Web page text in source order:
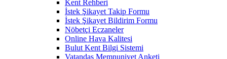
Kent Rehberi
İstek Şikayet Takip Formu
İstek Şikayet Bildirim Formu
Nöbetçi Eczaneler
Online Hava Kalitesi
Bulut Kent Bilgi Sistemi
Vatandaş Memnuniyet Anketi